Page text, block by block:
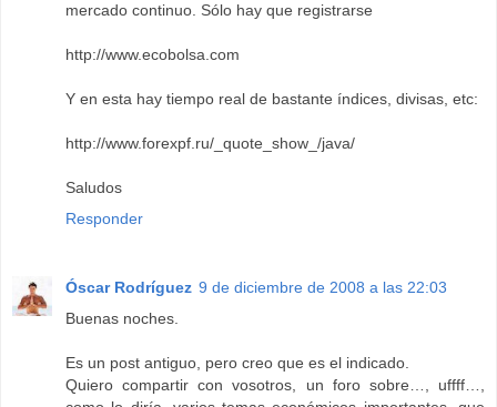
mercado continuo. Sólo hay que registrarse
http://www.ecobolsa.com
Y en esta hay tiempo real de bastante índices, divisas, etc:
http://www.forexpf.ru/_quote_show_/java/
Saludos
Responder
Óscar Rodríguez 9 de diciembre de 2008 a las 22:03
Buenas noches.
Es un post antiguo, pero creo que es el indicado.
Quiero compartir con vosotros, un foro sobre…, uffff…,